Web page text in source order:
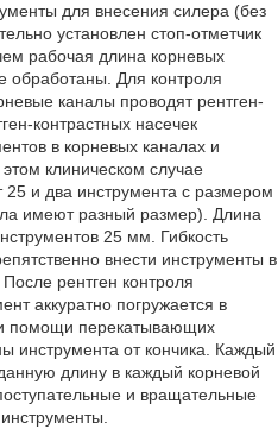
для внесения силера (без
установлен стоп-отметчик
рабочая длина корневых
обработаны. Для контроля
каналы проводят рентген-
контрастных насечек
в корневых каналах и
клиническом случае
25 и два инструмента с размером
имеют разный размер). Длина
25 мм. Гибкость
внести инструменты в
рентген контроля
аккуратно погружается в
помощи перекатывающих
инструмента от кончика. Каждый
длину в каждый корневой
и вращательные